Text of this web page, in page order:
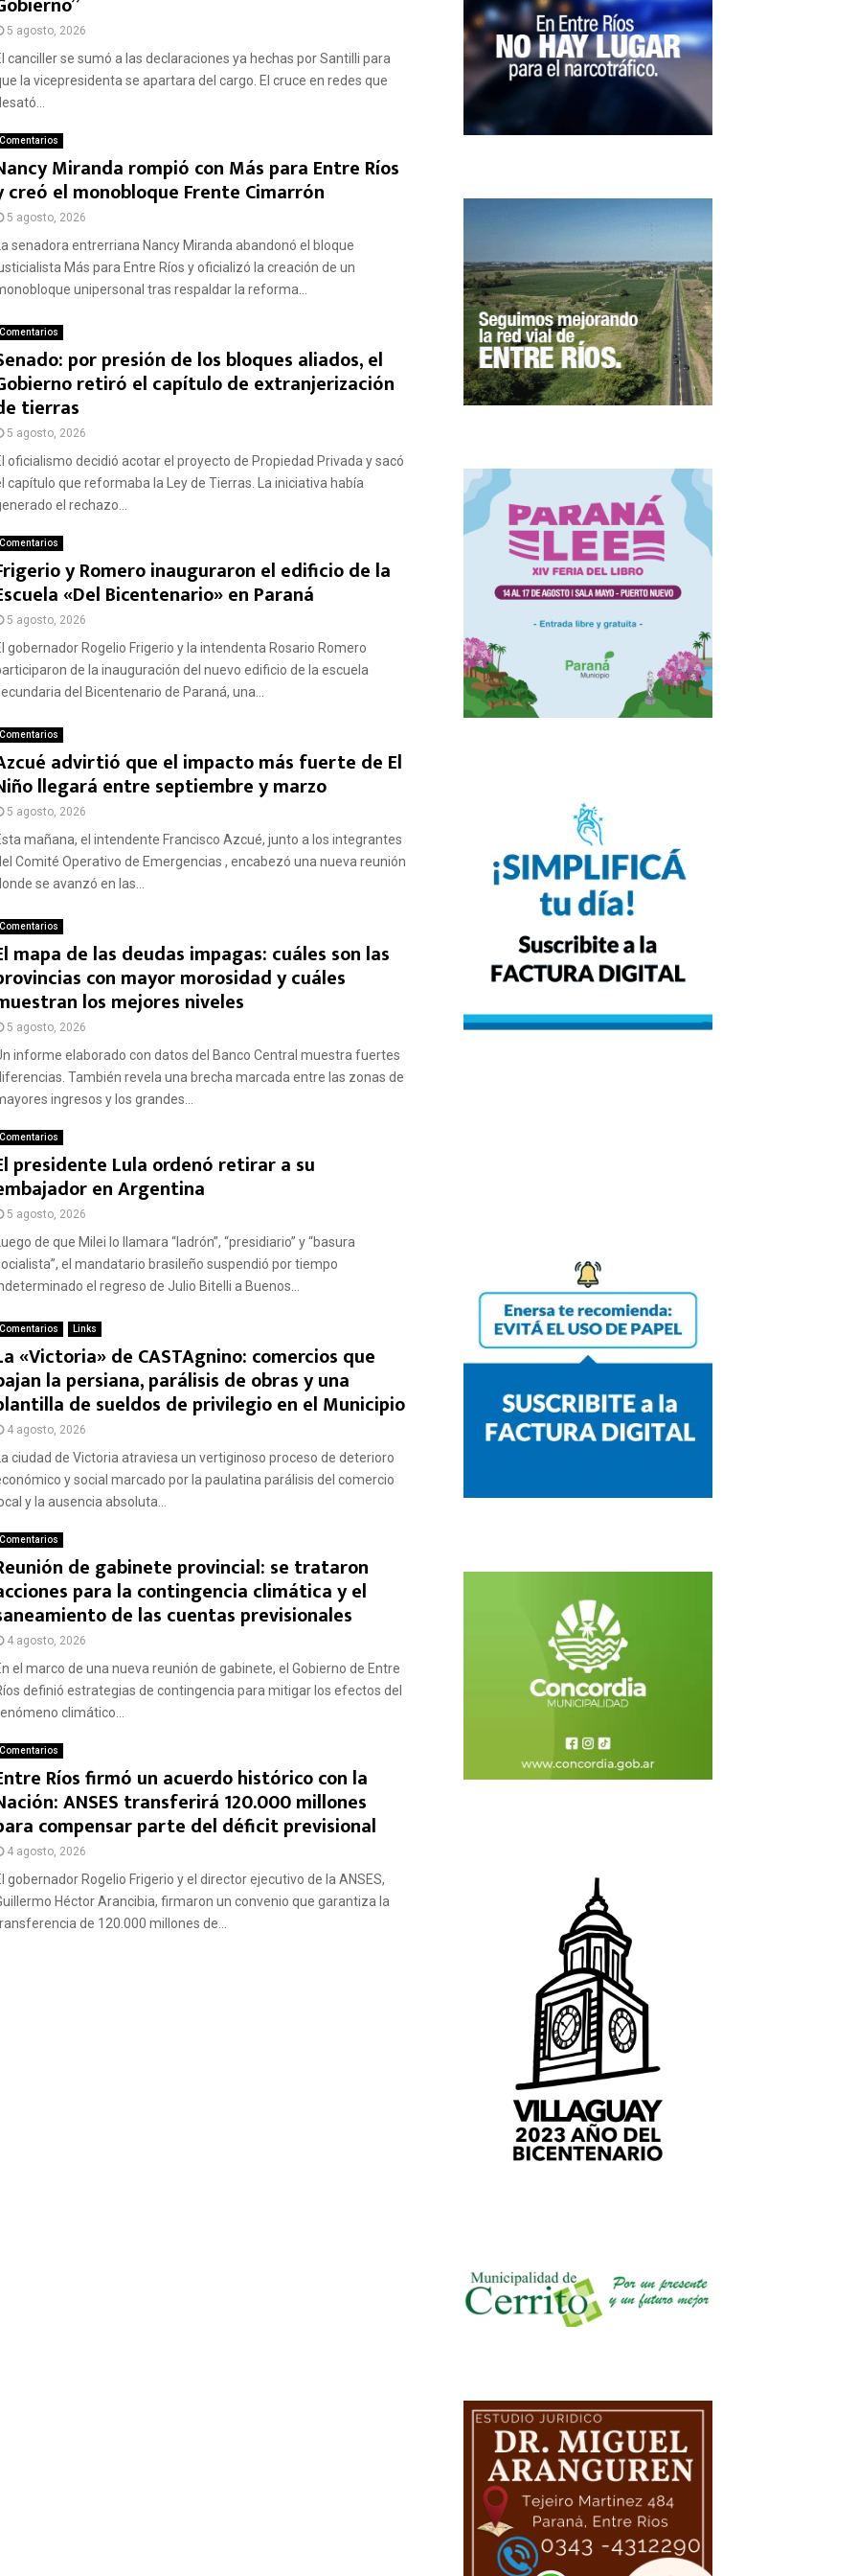
5 agosto, 2026
canciller se sumó a las declaraciones ya hechas por Santilli para
la vicepresidenta se apartara del cargo. El cruce en redes que
Comentarios
Miranda rompió con Más para Entre Ríos
creó el monobloque Frente Cimarrón
5 agosto, 2026
senadora entrerriana Nancy Miranda abandonó el bloque
Más para Entre Ríos y oficializó la creación de un
unipersonal tras respaldar la reforma...
Comentarios
por presión de los bloques aliados, el
retiró el capítulo de extranjerización
tierras
5 agosto, 2026
oficialismo decidió acotar el proyecto de Propiedad Privada y sacó
capítulo que reformaba la Ley de Tierras. La iniciativa había
el rechazo...
Comentarios
y Romero inauguraron el edificio de la
«Del Bicentenario» en Paraná
5 agosto, 2026
gobernador Rogelio Frigerio y la intendenta Rosario Romero
de la inauguración del nuevo edificio de la escuela
del Bicentenario de Paraná, una...
Comentarios
advirtió que el impacto más fuerte de El
llegará entre septiembre y marzo
5 agosto, 2026
mañana, el intendente Francisco Azcué, junto a los integrantes
Comité Operativo de Emergencias , encabezó una nueva reunión
se avanzó en las...
Comentarios
mapa de las deudas impagas: cuáles son las
con mayor morosidad y cuáles
los mejores niveles
5 agosto, 2026
informe elaborado con datos del Banco Central muestra fuertes
También revela una brecha marcada entre las zonas de
ingresos y los grandes...
Comentarios
presidente Lula ordenó retirar a su
en Argentina
5 agosto, 2026
de que Milei lo llamara “ladrón”, “presidiario” y “basura
el mandatario brasileño suspendió por tiempo
el regreso de Julio Bitelli a Buenos...
Comentarios Links
«Victoria» de CASTAgnino: comercios que
la persiana, parálisis de obras y una
de sueldos de privilegio en el Municipio
4 agosto, 2026
ciudad de Victoria atraviesa un vertiginoso proceso de deterioro
y social marcado por la paulatina parálisis del comercio
y la ausencia absoluta...
Comentarios
de gabinete provincial: se trataron
para la contingencia climática y el
de las cuentas previsionales
4 agosto, 2026
el marco de una nueva reunión de gabinete, el Gobierno de Entre
definió estrategias de contingencia para mitigar los efectos del
climático...
Comentarios
Ríos firmó un acuerdo histórico con la
ANSES transferirá 120.000 millones
compensar parte del déficit previsional
4 agosto, 2026
gobernador Rogelio Frigerio y el director ejecutivo de la ANSES,
Héctor Arancibia, firmaron un convenio que garantiza la
de 120.000 millones de...